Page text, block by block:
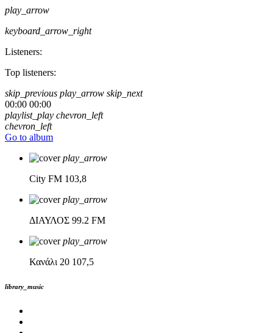
play_arrow
keyboard_arrow_right
Listeners:
Top listeners:
skip_previous play_arrow skip_next
00:00 00:00
playlist_play chevron_left
chevron_left
Go to album
play_arrow
City FM 103,8
play_arrow
ΔΙΑΥΛΟΣ 99.2 FM
play_arrow
Κανάλι 20 107,5
library_music